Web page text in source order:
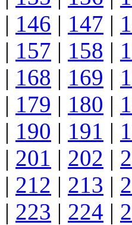
| 146 | 147 |
| 157 | 158 |
| 168 | 169 |
| 179 | 180 |
| 190 | 191 |
| 201 | 202 |
| 212 | 213 |
| 223 | 224 |